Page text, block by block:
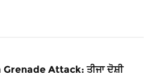
Attack: ਤੀਜਾ ਦੋਸ਼ੀ